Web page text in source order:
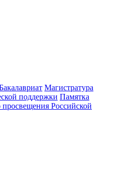
Магистратура
поддержки Памятка
Российской